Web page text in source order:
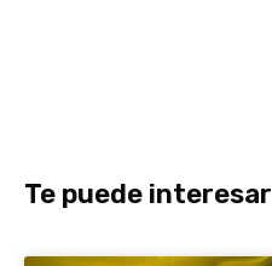
Te puede interesar